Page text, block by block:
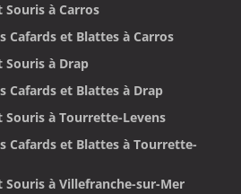
à Carros
Cafards et Blattes à Carros
Souris à Drap
Cafards et Blattes à Drap
Souris à Tourrette-Levens
Cafards et Blattes à Tourrette-
Souris à Villefranche-sur-Mer